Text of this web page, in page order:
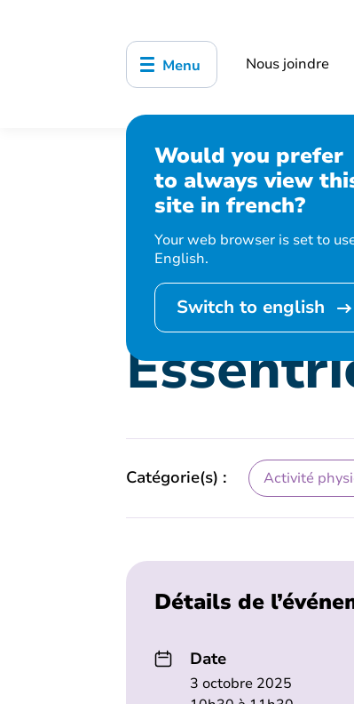
Menu Nous joindre
Would you prefer
to always view
site in french?
Your web browser is set to
English.
Switch to english
Accueil Bibliothèque,
Essentrics – Étirements
Cet
Catégorie(s) : Activité
Détails de
Date
3 octobre 2025